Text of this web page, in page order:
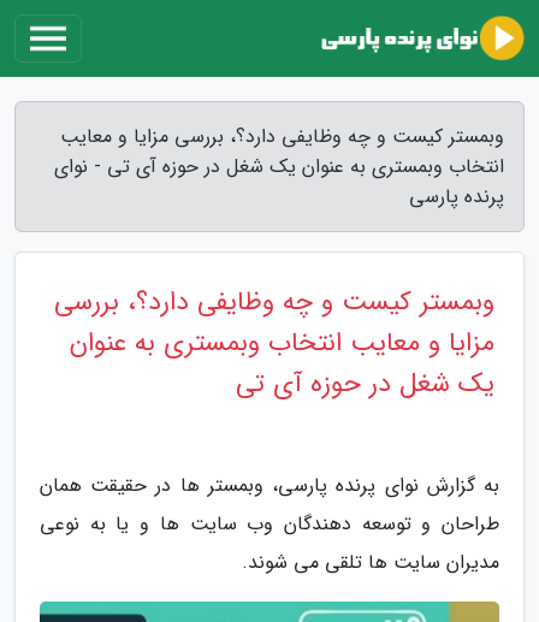
وبمستر کیست و چه وظایفی دارد؟، بررسی مزایا و معایب
انتخاب وبمستری به عنوان یک شغل در حوزه آی تی - نوای
پرنده پارسی
وبمستر کیست و چه وظایفی دارد؟، بررسی
مزایا و معایب انتخاب وبمستری به عنوان
یک شغل در حوزه آی تی
به گزارش نوای پرنده پارسی، وبمستر ها در حقیقت همان
طراحان و توسعه دهندگان وب سایت ها و یا به نوعی
مدیران سایت ها تلقی می شوند.